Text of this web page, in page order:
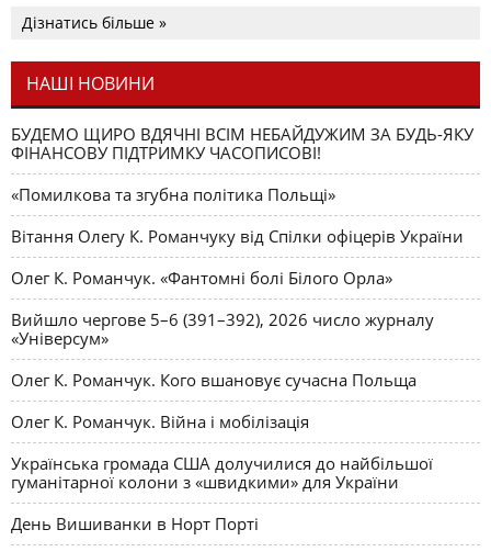
Дізнатись більше »
НАШІ НОВИНИ
БУДЕМО ЩИРО ВДЯЧНІ ВСІМ НЕБАЙДУЖИМ ЗА БУДЬ-ЯКУ
ФІНАНСОВУ ПІДТРИМКУ ЧАСОПИСОВІ!
«Помилкова та згубна політика Польщі»
Вітання Олегу К. Романчуку від Спілки офіцерів України
Олег К. Романчук. «Фантомні болі Білого Орла»
Вийшло чергове 5–6 (391–392), 2026 число журналу
«Універсум»
Олег К. Романчук. Кого вшановує сучасна Польща
Олег К. Романчук. Війна і мобілізація
Українська громада США долучилися до найбільшої
гуманітарної колони з «швидкими» для України
День Вишиванки в Норт Порті